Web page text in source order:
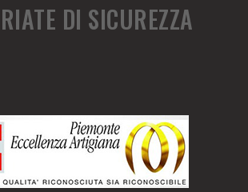
DI SICUREZZA